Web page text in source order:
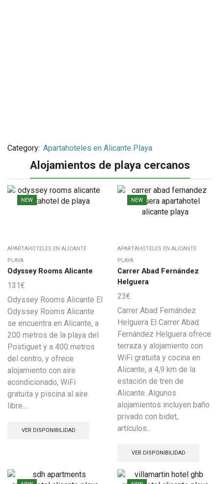
Category: Apartahoteles en Alicante Playa
Alojamientos de playa cercanos
NEW
APARTAHOTELES EN ALICANTE
PLAYA
Odyssey Rooms Alicante
131€
Odyssey Rooms Alicante El
Odyssey Rooms Alicante
se encuentra en Alicante, a
200 metros de la playa del
Postiguet y a 400 metros
del centro, y ofrece
alojamiento con aire
acondicionado, WiFi
gratuita y piscina al aire
libre....
VER DISPONIBILIDAD
NEW
APARTAHOTELES EN ALICANTE
PLAYA
Carrer Abad Fernández
Helguera
23€
Carrer Abad Fernández
Helguera El Carrer Abad
Fernández Helguera ofrece
terraza y alojamiento con
WiFi gratuita y cocina en
Alicante, a 4,9 km de la
estación de tren de
Alicante. Algunos
alojamientos incluyen baño
privado con bidet,
artículos...
VER DISPONIBILIDAD